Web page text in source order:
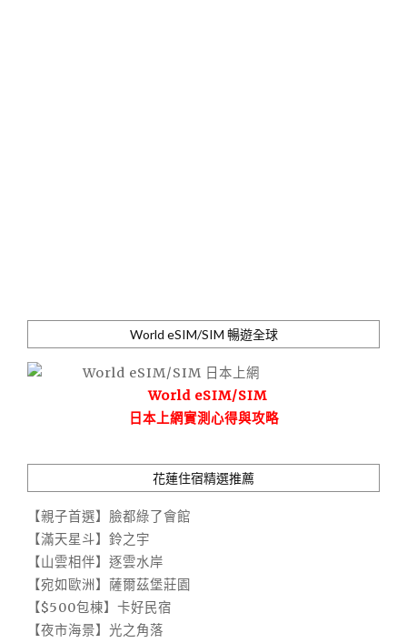
World eSIM/SIM 暢遊全球
World eSIM/SIM
日本上網實測心得與攻略
花蓮住宿精選推薦
【親子首選】臉都綠了會館
【滿天星斗】鈴之宇
【山雲相伴】逐雲水岸
【宛如歐洲】薩爾茲堡莊園
【$500包棟】卡好民宿
【夜市海景】光之角落